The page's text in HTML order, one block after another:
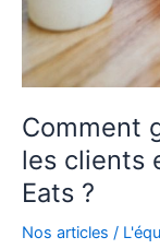
Comment
les clients
Eats ?
Nos articles /